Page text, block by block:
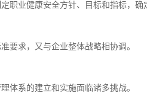
职业健康安全方针、目标和指标，
要求，又与企业整体战略相协调。
体系的建立和实施面临诸多挑战。